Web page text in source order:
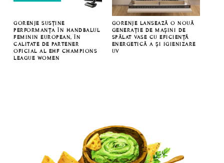
GORENJE SUSȚINE
PERFORMANȚA ÎN HANDBALUL
FEMININ EUROPEAN, ÎN
CALITATE DE PARTENER
OFICIAL AL EHF CHAMPIONS
LEAGUE WOMEN
GORENJE LANSEAZĂ O NOUĂ
GENERAȚIE DE MAȘINI DE
SPĂLAT VASE CU EFICIENȚĂ
ENERGETICĂ A ȘI IGIENIZARE
UV